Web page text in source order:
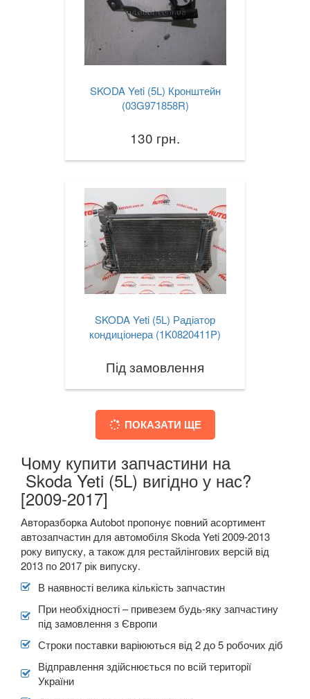
SKODA Yeti (5L) Кронштейн
(03G971858R)
130 грн.
SKODA Yeti (5L) Радіатор
кондиціонера (1K0820411P)
Під замовлення
ПОКАЗАТИ ЩЕ
Чому купити запчастини на
Skoda Yeti (5L) вигідно у нас?
[2009-2017]
Авторазборка Autobot пропонує повний асортимент
автозапчастин для автомобіля Skoda Yeti 2009-2013
року випуску, а також для рестайлінгових версій від
2013 по 2017 рік випуску.
В наявності велика кількість запчастин
При необхідності – привезем будь-яку запчастину
під замовлення з Європи
Строки поставки варіюються від 2 до 5 робочих діб
Відправлення здійснюється по всій території
України